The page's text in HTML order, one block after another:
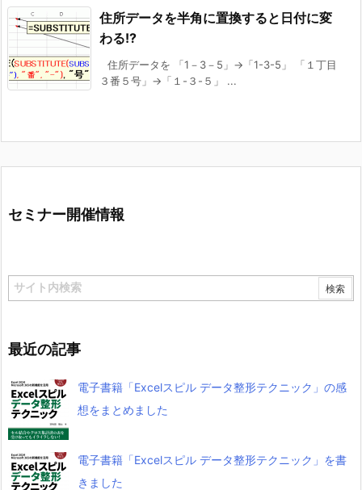
住所データを半角に置換すると日付に変
わる!?
住所データを 「1－3－5」→「1-3-5」 「１丁目
３番５号」→「１-３-５」 ...
セミナー開催情報
最近の記事
電子書籍「Excelスピル データ整形テクニック」の感
想をまとめました
電子書籍「Excelスピル データ整形テクニック」を書
きました